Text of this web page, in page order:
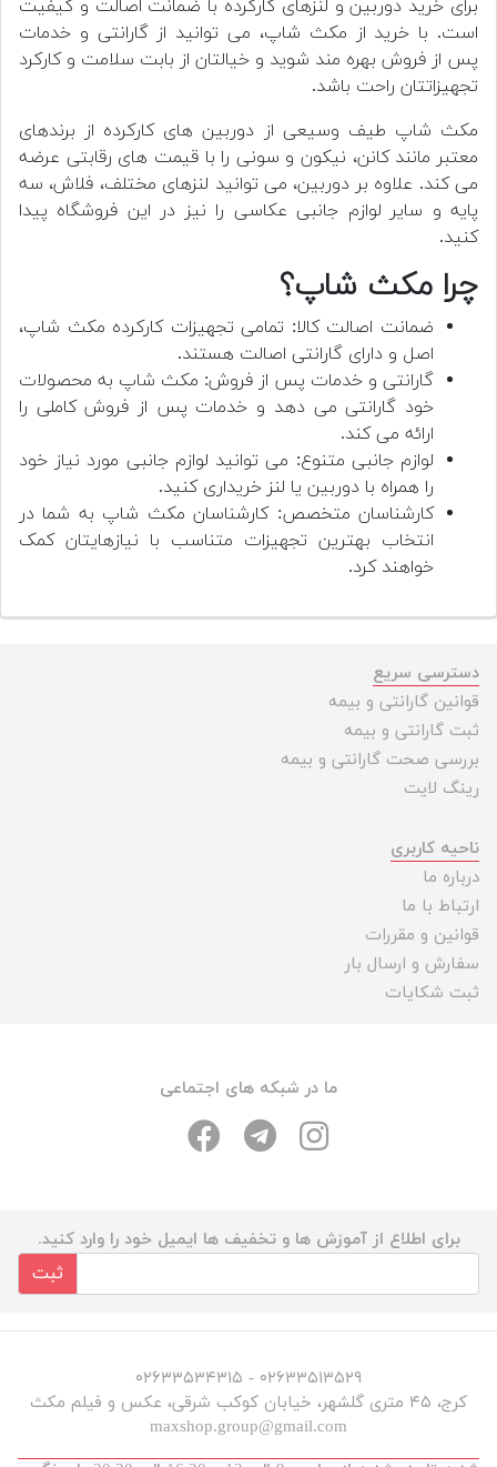
برای خرید دوربین و لنزهای کارکرده با ضمانت اصالت و کیفیت
است. با خرید از مکث شاپ، می توانید از گارانتی و خدمات
پس از فروش بهره مند شوید و خیالتان از بابت سلامت و کارکرد
تجهیزاتتان راحت باشد.
مکث شاپ طیف وسیعی از دوربین های کارکرده از برندهای
معتبر مانند کانن، نیکون و سونی را با قیمت های رقابتی عرضه
می کند. علاوه بر دوربین، می توانید لنزهای مختلف، فلاش، سه
پایه و سایر لوازم جانبی عکاسی را نیز در این فروشگاه پیدا
کنید.
چرا مکث شاپ؟
ضمانت اصالت کالا: تمامی تجهیزات کارکرده مکث شاپ،
اصل و دارای گارانتی اصالت هستند.
گارانتی و خدمات پس از فروش: مکث شاپ به محصولات
خود گارانتی می دهد و خدمات پس از فروش کاملی را
ارائه می کند.
لوازم جانبی متنوع: می توانید لوازم جانبی مورد نیاز خود
را همراه با دوربین یا لنز خریداری کنید.
کارشناسان متخصص: کارشناسان مکث شاپ به شما در
انتخاب بهترین تجهیزات متناسب با نیازهایتان کمک
خواهند کرد.
دسترسی سریع
قوانین گارانتی و بیمه
ثبت گارانتی و بیمه
بررسی صحت گارانتی و بیمه
رینگ لایت
ناحیه کاربری
درباره ما
ارتباط با ما
قوانین و مقررات
سفارش و ارسال بار
ثبت شکایات
ما در شبکه های اجتماعی
برای اطلاع از آموزش ها و تخفیف ها ایمیل خود را وارد کنید.
ثبت
۰۲۶۳۳۵۱۳۵۲۹ - ۰۲۶۳۳۵۳۴۳۱۵
کرج، ۴۵ متری گلشهر، خیابان کوکب شرقی، عکس و فیلم مکث
maxshop.group@gmail.com